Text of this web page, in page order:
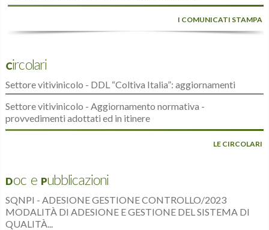
I COMUNICATI STAMPA
Circolari
Settore vitivinicolo - DDL “Coltiva Italia”: aggiornamenti
Settore vitivinicolo - Aggiornamento normativa -
provvedimenti adottati ed in itinere
LE CIRCOLARI
Doc e Pubblicazioni
SQNPI - ADESIONE GESTIONE CONTROLLO/2023
MODALITÀ DI ADESIONE E GESTIONE DEL SISTEMA DI
QUALITÀ...